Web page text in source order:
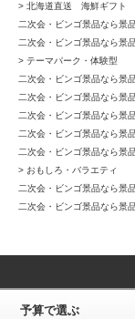
北海道直送 海鮮ギフト
二次会・ビンゴ景品なら景
二次会・ビンゴ景品なら景
テーマパーク・体験型
二次会・ビンゴ景品なら景
二次会・ビンゴ景品なら景
二次会・ビンゴ景品なら景
二次会・ビンゴ景品なら景
二次会・ビンゴ景品なら景
おもしろ・バラエティ
二次会・ビンゴ景品なら景
二次会・ビンゴ景品なら景
予算で選ぶ